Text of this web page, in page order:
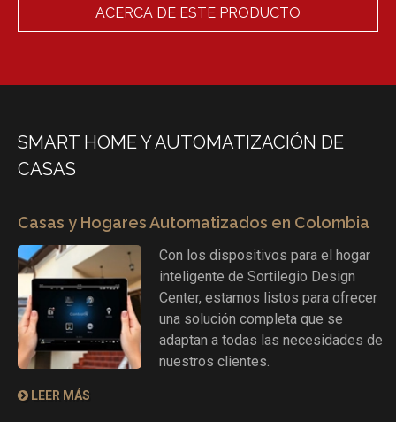
ACERCA DE ESTE PRODUCTO
SMART HOME Y AUTOMATIZACIÓN DE
CASAS
Casas y Hogares Automatizados en Colombia
Con los dispositivos para el hogar
inteligente de Sortilegio Design
Center, estamos listos para ofrecer
una solución completa que se
adaptan a todas las necesidades de
nuestros clientes.
LEER MÁS